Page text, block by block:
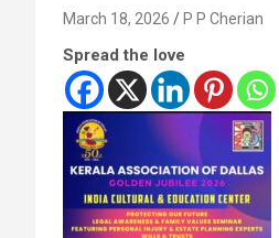
March 18, 2026 P P Cherian
Spread the love